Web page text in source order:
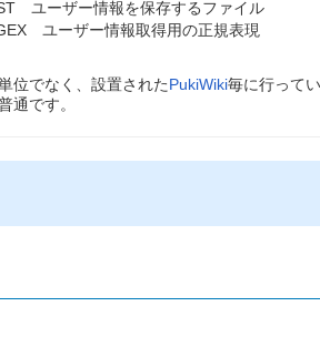
ユーザー情報を保存するファイル
ユーザー情報取得用の正規表現
位でなく、設置されたPukiWiki毎に行ってい
通です。